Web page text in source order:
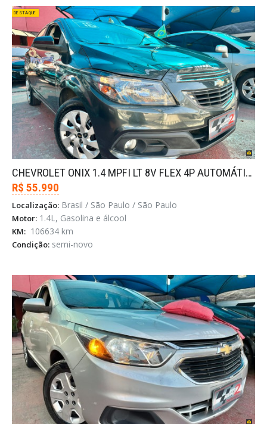
DESTAQUE
CHEVROLET ONIX 1.4 MPFI LT 8V FLEX 4P AUTOMÁTICO
R$ 55.990
Localização: Brasil / São Paulo / São Paulo
Motor: 1.4L, Gasolina e álcool
KM: 106634 km
Condição: semi-novo